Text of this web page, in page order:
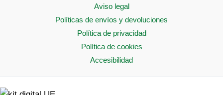
Aviso legal
Políticas de envíos y devoluciones
Política de privacidad
Política de cookies
Accesibilidad